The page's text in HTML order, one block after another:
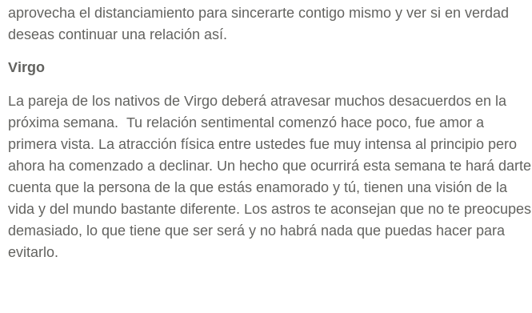
aprovecha el distanciamiento para sincerarte contigo mismo y ver si en verdad
deseas continuar una relación así.
Virgo
La pareja de los nativos de Virgo deberá atravesar muchos desacuerdos en la
próxima semana. Tu relación sentimental comenzó hace poco, fue amor a
primera vista. La atracción física entre ustedes fue muy intensa al principio pero
ahora ha comenzado a declinar. Un hecho que ocurrirá esta semana te hará darte
cuenta que la persona de la que estás enamorado y tú, tienen una visión de la
vida y del mundo bastante diferente. Los astros te aconsejan que no te preocupes
demasiado, lo que tiene que ser será y no habrá nada que puedas hacer para
evitarlo.